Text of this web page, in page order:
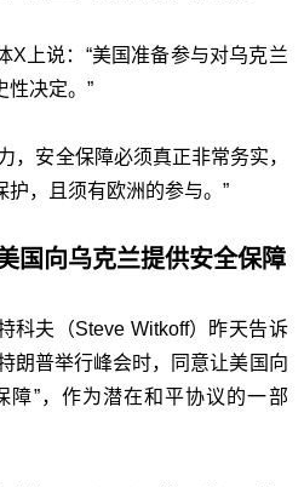
X上说：“美国准备参与对乌克兰
性决定。”
，安全保障必须真正非常务实，
护，且须有欧洲的参与。”
国向乌克兰提供安全保障
科夫（Steve Witkoff）昨天告诉
朗普举行峰会时，同意让美国向
障”，作为潜在和平协议的一部